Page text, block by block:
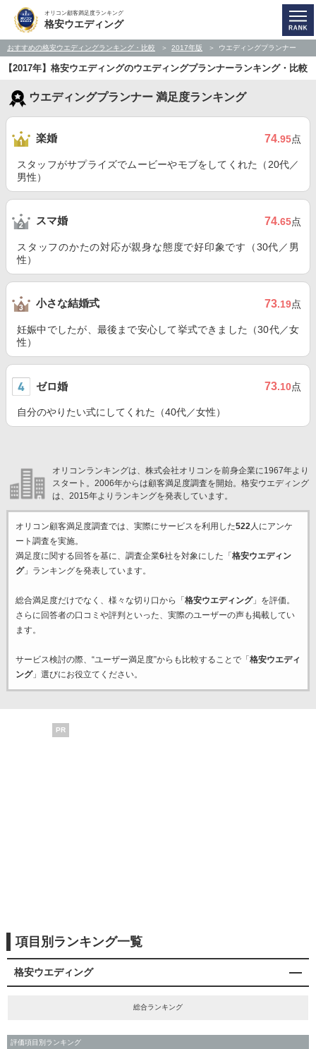
オリコン顧客満足度ランキング
格安ウエディング
おすすめの格安ウエディングランキング・比較 2017年版 ウエディングプランナー
【2017年】格安ウエディングのウエディングプランナーランキング・比較
ウエディングプランナー 満足度ランキング
楽婚 74.95点
スタッフがサプライズでムービーやモブをしてくれた（20代／
男性）
スマ婚 74.65点
スタッフのかたの対応が親身な態度で好印象です（30代／男
性）
小さな結婚式 73.19点
妊娠中でしたが、最後まで安心して挙式できました（30代／女
性）
ゼロ婚 73.10点
自分のやりたい式にしてくれた（40代／女性）
オリコンランキングは、株式会社オリコンを前身企業に1967年より
スタート。2006年からは顧客満足度調査を開始。格安ウエディング
は、2015年よりランキングを発表しています。
オリコン顧客満足度調査では、実際にサービスを利用した522人にアンケ
ート調査を実施。
満足度に関する回答を基に、調査企業6社を対象にした「 格安ウエディン
グ」ランキングを発表しています。
総合満足度だけでなく、様々な切り口から「 格安ウエディング」を評価。
さらに回答者の口コミや評判といった、実際のユーザーの声も掲載してい
ます。
サービス検討の際、“ユーザー満足度”からも比較することで「 格安ウエディ
ング」選びにお役立てください。
PR
項目別ランキング一覧
格安ウエディング
総合ランキング
評価項目別ランキング